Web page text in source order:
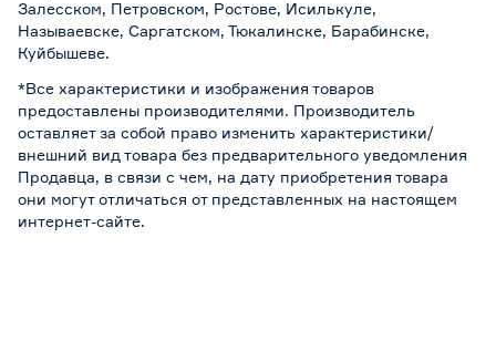
Залесском, Петровском, Ростове, Исилькуле,
Называевске, Саргатском, Тюкалинске, Барабинске,
Куйбышеве.
*Все характеристики и изображения товаров
предоставлены производителями. Производитель
оставляет за собой право изменить характеристики/
внешний вид товара без предварительного уведомления
Продавца, в связи с чем, на дату приобретения товара
они могут отличаться от представленных на настоящем
интернет-сайте.